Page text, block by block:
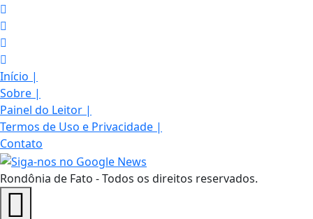
Início |
Sobre |
Painel do Leitor |
Termos de Uso e Privacidade |
Contato
Rondônia de Fato - Todos os direitos reservados.